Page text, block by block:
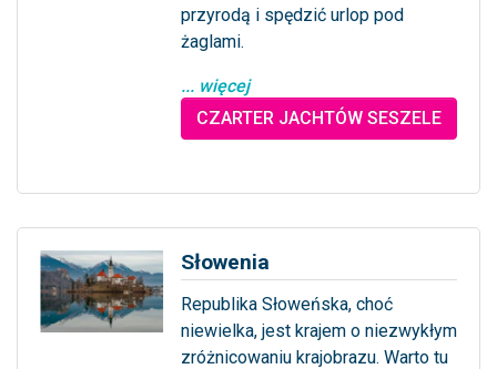
przyrodą i spędzić urlop pod
żaglami.
... więcej
CZARTER JACHTÓW SESZELE
Słowenia
Republika Słoweńska, choć
niewielka, jest krajem o niezwykłym
zróżnicowaniu krajobrazu. Warto tu